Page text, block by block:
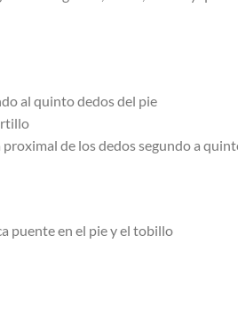
al quinto dedos del pie
de los dedos segundo a
puente en el pie y el tobillo